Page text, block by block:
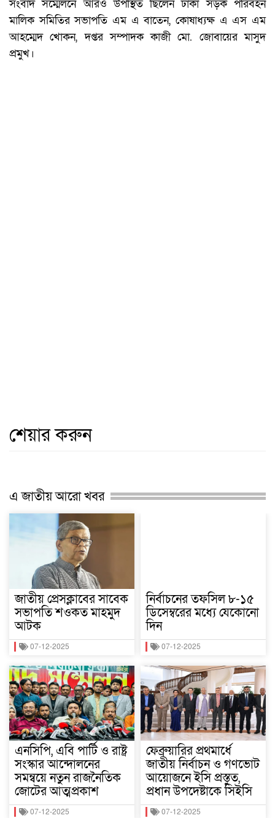
সংবাদ সম্মেলনে আরও উপস্থিত ছিলেন ঢাকা সড়ক পরিবহন
মালিক সমিতির সভাপতি এম এ বাতেন, কোষাধ্যক্ষ এ এস এম
আহম্মেদ খোকন, দপ্তর সম্পাদক কাজী মো. জোবায়ের মাসুদ
প্রমুখ।
শেয়ার করুন
এ জাতীয় আরো খবর
জাতীয় প্রেসক্লাবের সাবেক
সভাপতি শওকত মাহমুদ
আটক
07-12-2025
এনসিপি, এবি পার্টি ও রাষ্ট্র
সংস্কার আন্দোলনের
সমন্বয়ে নতুন রাজনৈতিক
জোটের আত্মপ্রকাশ
07-12-2025
নির্বাচনের তফসিল ৮-১৫
ডিসেম্বরের মধ্যে যেকোনো
দিন
07-12-2025
ফেব্রুয়ারির প্রথমার্ধে
জাতীয় নির্বাচন ও গণভোট
আয়োজনে ইসি প্রস্তুত,
প্রধান উপদেষ্টাকে সিইসি
07-12-2025